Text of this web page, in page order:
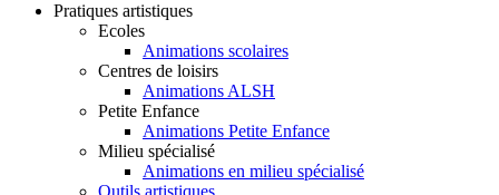
Pratiques artistiques
Ecoles
Animations scolaires
Centres de loisirs
Animations ALSH
Petite Enfance
Animations Petite Enfance
Milieu spécialisé
Animations en milieu spécialisé
Outils artistiques